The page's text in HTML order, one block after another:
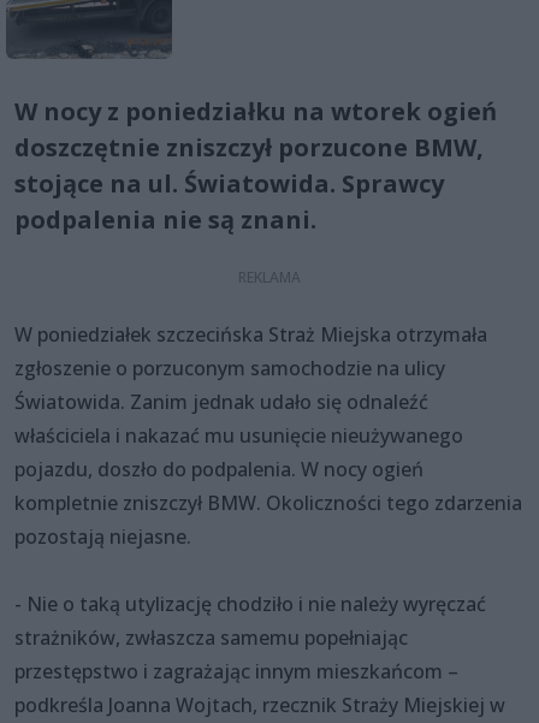
W nocy z poniedziałku na wtorek ogień
doszczętnie zniszczył porzucone BMW,
stojące na ul. Światowida. Sprawcy
podpalenia nie są znani.
W poniedziałek szczecińska Straż Miejska otrzymała
zgłoszenie o porzuconym samochodzie na ulicy
Światowida. Zanim jednak udało się odnaleźć
właściciela i nakazać mu usunięcie nieużywanego
pojazdu, doszło do podpalenia. W nocy ogień
kompletnie zniszczył BMW. Okoliczności tego zdarzenia
pozostają niejasne.
- Nie o taką utylizację chodziło i nie należy wyręczać
strażników, zwłaszcza samemu popełniając
przestępstwo i zagrażając innym mieszkańcom –
podkreśla Joanna Wojtach, rzecznik Straży Miejskiej w